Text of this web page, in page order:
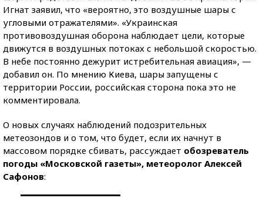
Игнат заявил, что «вероятно, это воздушные шары с
угловыми отражателями». «Украинская
противовоздушная оборона наблюдает цели, которые
движутся в воздушных потоках с небольшой скоростью.
В небе постоянно дежурит истребительная авиация», —
добавил он. По мнению Киева, шары запущены с
территории России, российская сторона пока это не
комментировала.
О новых случаях наблюдений подозрительных
метеозондов и о том, что будет, если их начнут в
массовом порядке сбивать, рассуждает обозреватель
погоды «Московской газеты», метеоролог Алексей
Сафонов: